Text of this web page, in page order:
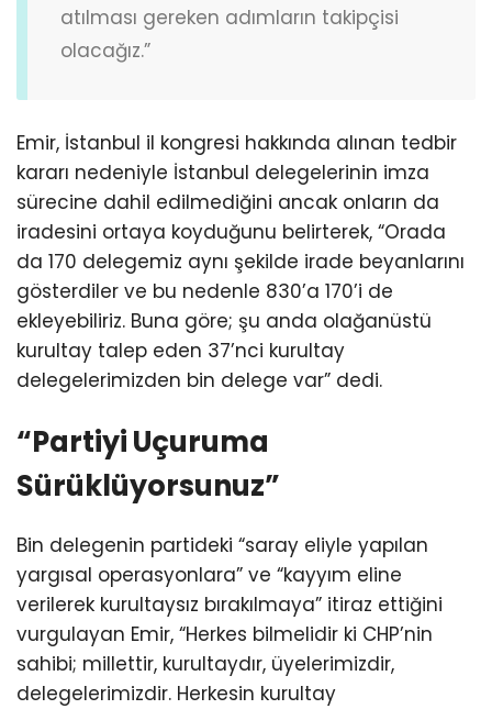
atılması gereken adımların takipçisi
olacağız.”
Emir, İstanbul il kongresi hakkında alınan tedbir
kararı nedeniyle İstanbul delegelerinin imza
sürecine dahil edilmediğini ancak onların da
iradesini ortaya koyduğunu belirterek, “Orada
da 170 delegemiz aynı şekilde irade beyanlarını
gösterdiler ve bu nedenle 830’a 170’i de
ekleyebiliriz. Buna göre; şu anda olağanüstü
kurultay talep eden 37’nci kurultay
delegelerimizden bin delege var” dedi.
“Partiyi Uçuruma
Sürüklüyorsunuz”
Bin delegenin partideki “saray eliyle yapılan
yargısal operasyonlara” ve “kayyım eline
verilerek kurultaysız bırakılmaya” itiraz ettiğini
vurgulayan Emir, “Herkes bilmelidir ki CHP’nin
sahibi; millettir, kurultaydır, üyelerimizdir,
delegelerimizdir. Herkesin kurultay